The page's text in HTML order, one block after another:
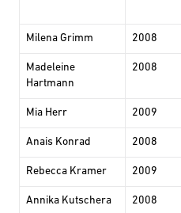
Milena Grimm 2008
Madeleine
Hartmann
2008
Mia Herr 2009
Anais Konrad 2008
Rebecca Kramer 2009
Annika Kutschera 2008